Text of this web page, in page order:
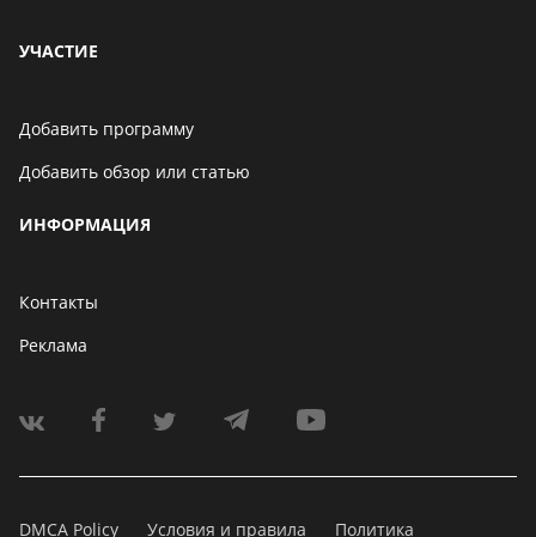
УЧАСТИЕ
Добавить программу
Добавить обзор или статью
ИНФОРМАЦИЯ
Контакты
Реклама
DMCA Policy Условия и правила Политика